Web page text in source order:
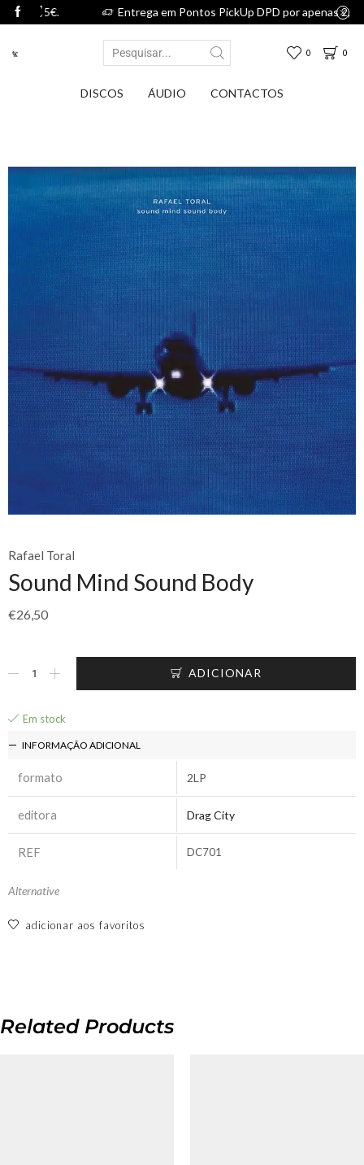
Entrega em Pontos PickUp DPD por apenas 2,75€.
0 0
DISCOS ÁUDIO CONTACTOS
Rafael Toral
Sound Mind Sound Body
€26,50
ADICIONAR
Em stock
INFORMAÇÃO ADICIONAL
formato 2LP
editora Drag City
REF DC701
Alternative
adicionar aos favoritos
Related Products